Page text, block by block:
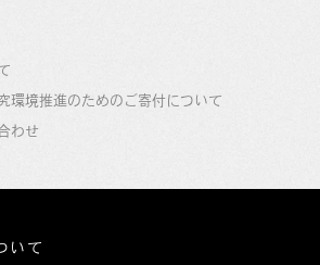
環境推進のためのご寄付について
わせ
いて